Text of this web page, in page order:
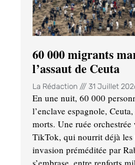
60 000 migrants
l’assaut de Ceuta
La Rédaction 31 Juillet
En une nuit, 60 000
l’enclave espagnole,
morts. Une ruée
TikTok, qui nourrit déjà les
invasion préméditée par